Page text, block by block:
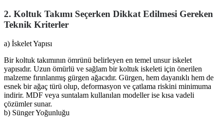
2. Koltuk Takımı Seçerken Dikkat Edilmesi Gereken
Teknik Kriterler
a) İskelet Yapısı
Bir koltuk takımının ömrünü belirleyen en temel unsur iskelet
yapısıdır. Uzun ömürlü ve sağlam bir koltuk iskeleti için önerilen
malzeme fırınlanmış gürgen ağacıdır. Gürgen, hem dayanıklı hem de
esnek bir ağaç türü olup, deformasyon ve çatlama riskini minimuma
indirir. MDF veya suntalam kullanılan modeller ise kısa vadeli
çözümler sunar.
b) Sünger Yoğunluğu